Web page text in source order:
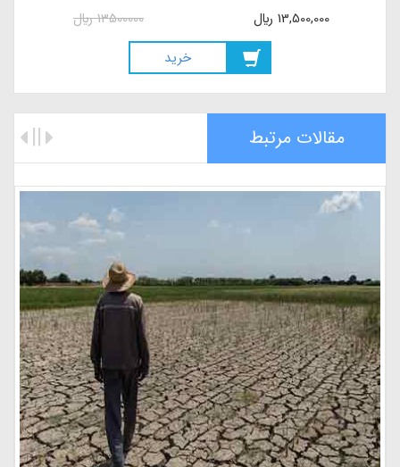
35000000ريال 35,000,000ريال
خريد
مقالات مرتبط